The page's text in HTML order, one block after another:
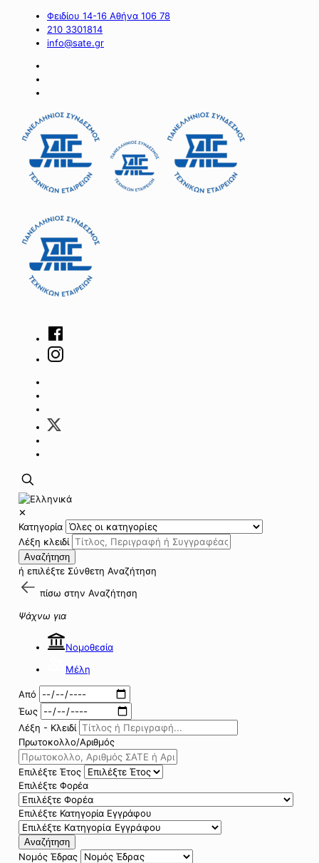
Φειδίου 14-16 Αθήνα 106 78
210 3301814
info@sate.gr
✕
Κατηγορία
Λέξη κλειδί
Αναζήτηση
ή επιλέξτε Σύνθετη Αναζήτηση
πίσω στην Αναζήτηση
Ψάχνω για
Νομοθεσία
Μέλη
Από
Έως
Λέξη - Κλειδί
Πρωτοκολλο/Αριθμός
Επιλέξτε Έτος
Επιλέξτε Φορέα
Επιλέξτε Κατηγορία Εγγράφου
Αναζήτηση
Νομός Έδρας